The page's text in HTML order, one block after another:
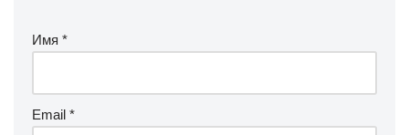
Имя *
Email *